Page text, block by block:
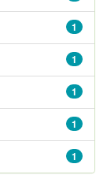
1
1
1
1
1